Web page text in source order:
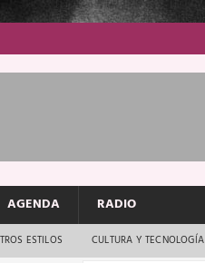
AGENDA RADIO
ESTILOS CULTURA Y TECNOLOGÍA